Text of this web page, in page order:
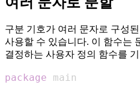
구분 기호가 여러 문자로 구성
사용할 수 있습니다. 이 함수는
결정하는 사용자 정의 함수를
package